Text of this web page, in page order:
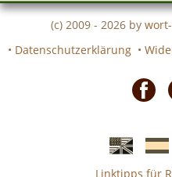
(c) 2009 - 2026 by
• Datenschutzerklärung •
Linktipps für